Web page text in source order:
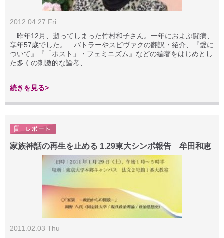
2012.04.27 Fri
昨年12月、逝ってしまった竹村和子さん。一年におよぶ闘病、
享年57歳でした。 バトラーやスピヴァクの翻訳・紹介、『愛に
ついて』『「ポスト」・フェミニズム』などの編著をはじめとし
た多くの刺激的な論考、...
続きを見る>
家族神話の再生を止める 1.29東大シンポ報告 牟田和恵
2011.02.03 Thu